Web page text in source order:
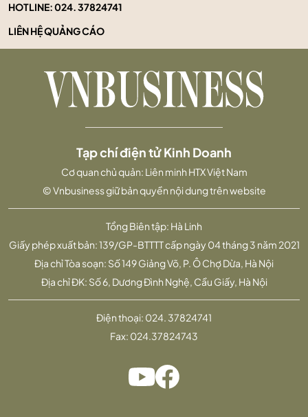
HOTLINE:024. 37824741
LIÊN HỆ QUẢNG CÁO
Tổng Biên tập: Hà Linh
Giấy phép xuất bản: 139/GP-BTTTT cấp ngày 04 tháng 3 năm 2021
Địa chỉ Tòa soạn: Số 149 Giảng Võ, P. Ô Chợ Dừa, Hà Nội
Địa chỉ ĐK: Số 6, Dương Đình Nghệ, Cầu Giấy, Hà Nội
Tạp chí điện tử Kinh Doanh
Cơ quan chủ quản: Liên minh HTX Việt Nam
© Vnbusiness giữ bản quyền nội dung trên website
Điện thoại: 024. 37824741
Fax: 024.37824743